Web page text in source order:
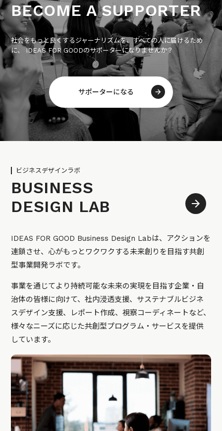
BECOME A SUPPORTER
社会をもっと良くするジャーナリズムを、すべての人に届けるため
に、 IDEAS FOR GOODのサポーターになりませんか？
サポーターになる
ビジネスデザインラボ
BUSINESS
DESIGN LAB
IDEAS FOR GOOD Business Design Labは、アクションを
連鎖させ、心がもっとワクワクする未来創りを目指す共創
型事業開発ラボです。
事業を通じてより持続可能な未来の実現を目指す企業・自
治体の皆様に向けて、社内浸透支援、サステナブルビジネ
スデザイン支援、レポート作成、視察コーディネートなど、
様々なニーズに応じた共創型プログラム・サービスを提供
しています。